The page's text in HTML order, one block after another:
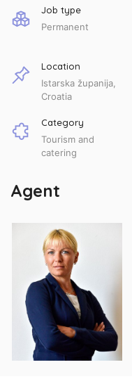
Job type
Permanent
Location
Istarska županija,
Croatia
Category
Tourism and
catering
Agent